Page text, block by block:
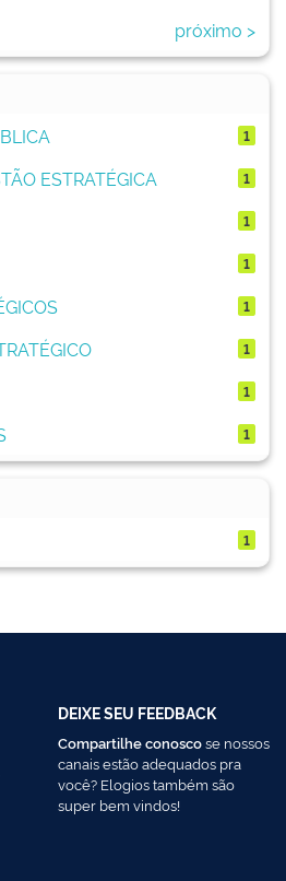
próximo >
1
ESTRATÉGICA 1
1
1
1
1
1
1
1
DEIXE SEU FEEDBACK
Compartilhe conoscose nossos
canais estão adequados pra
você? Elogios também são
super bem vindos!